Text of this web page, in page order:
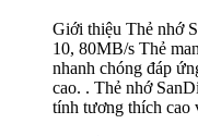
Giới thiệu Thẻ nhớ
10, 80MB/s Thẻ
nhanh chóng đáp
cao. . Thẻ nhớ
tính tương thích cao